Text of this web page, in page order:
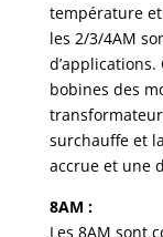
température
les 2/3/4AM
bobines des
surchauffe et
accrue et une
8AM :
Les 8AM sont